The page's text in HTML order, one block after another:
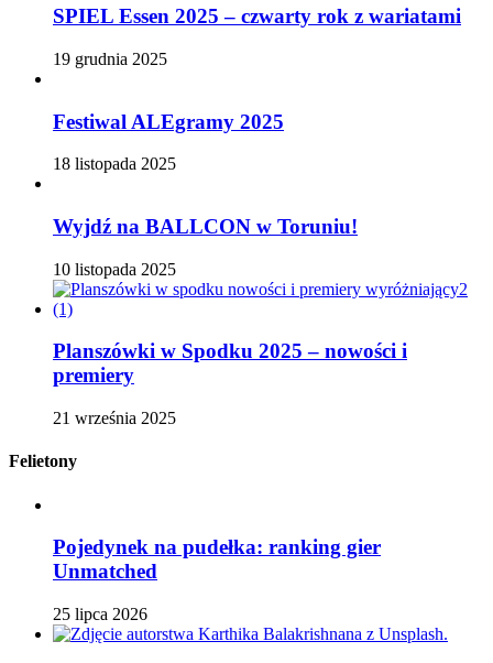
SPIEL Essen 2025 – czwarty rok z wariatami
19 grudnia 2025
Festiwal ALEgramy 2025
18 listopada 2025
Wyjdź na BALLCON w Toruniu!
10 listopada 2025
Planszówki w Spodku 2025 – nowości i
premiery
21 września 2025
Felietony
Pojedynek na pudełka: ranking gier
Unmatched
25 lipca 2026